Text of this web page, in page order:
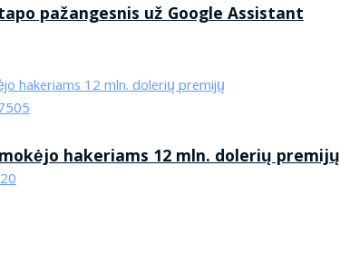
pažangesnis už Google Assistant
hakeriams 12 mln. dolerių premijų